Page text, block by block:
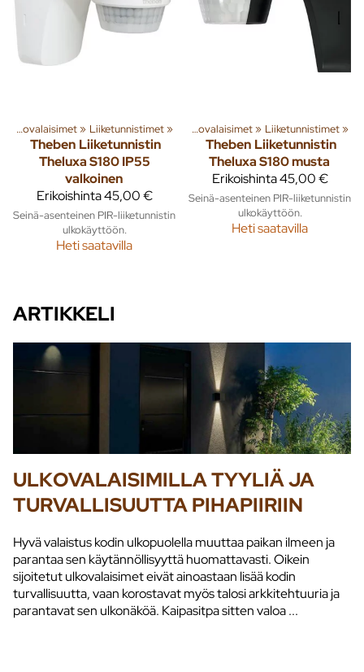
Ulkovalaisimet‪» Liiketunnistimet‪»
Theben Liiketunnistin
Theluxa S180 IP55
valkoinen
Erikoishinta45,00 €
Seinä-asenteinen PIR-liiketunnistin
ulkokäyttöön.
Heti saatavilla
‪»Rakenna‪» Valaisimet ja lamput Ulkovalaisimet‪» Liiketunnistimet‪»
Theben Liiketunnistin
Theluxa S180 musta
Erikoishinta45,00 €
Seinä-asenteinen PIR-liiketunnistin
ulkokäyttöön.
Heti saatavilla
ARTIKKELI
ULKOVALAISIMILLA TYYLIÄ JA
TURVALLISUUTTA PIHAPIIRIIN
Hyvä valaistus kodin ulkopuolella muuttaa paikan ilmeen ja
parantaa sen käytännöllisyyttä huomattavasti. Oikein
sijoitetut ulkovalaisimet eivät ainoastaan lisää kodin
turvallisuutta, vaan korostavat myös talosi arkkitehtuuria ja
parantavat sen ulkonäköä. Kaipasitpa sitten valoa ...